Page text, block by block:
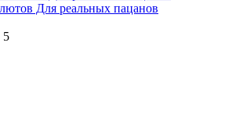
Для реальных пацанов
5